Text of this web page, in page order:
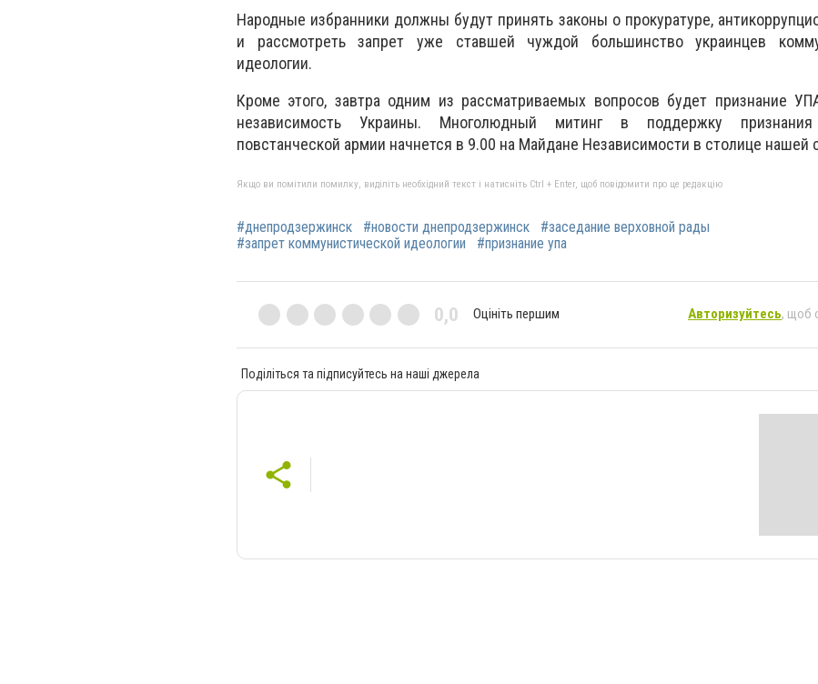
Народные избранники должны будут принять законы о прокуратуре,
и рассмотреть запрет уже ставшей чуждой большинство украинцев
идеологии.
Кроме этого, завтра одним из рассматриваемых вопросов будет признание
независимость Украины. Многолюдный митинг в поддержку признания
повстанческой армии начнется в 9.00 на Майдане Независимости в столице нашей
Якщо ви помітили помилку, виділіть необхідний текст і натисніть Ctrl + Enter, щоб повідомити про це редакцію
#днепродзержинск #новости днепродзержинск
#заседание верховной рады
#запрет коммунистической идеологии
#признание упа
0,0 Оцініть першим Авторизуйтесь, щоб
Поділіться та підписуйтесь на наші джерела